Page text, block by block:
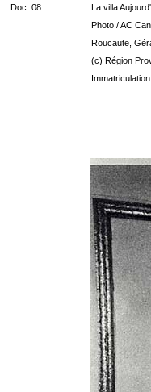
Doc. 08
La villa
Photo / AC
Roucaute,
(c) Région